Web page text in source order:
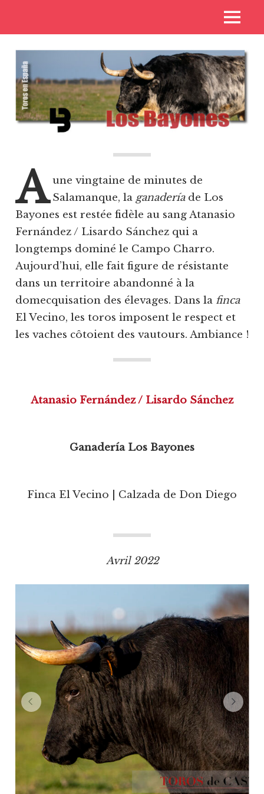
Toros
de
Casta
aux
des
toros
MENU
A une vingtaine de minutes de
Salamanque, la ganadería de Los
Bayones est restée fidèle au sang Atanasio
Fernández / Lisardo Sánchez qui a
longtemps dominé le Campo Charro.
Aujourd’hui, elle fait figure de résistante
dans un territoire abandonné à la
domecquisation des élevages. Dans la finca
El Vecino, les toros imposent le respect et
les vaches côtoient des vautours. Ambiance !
Atanasio Fernández / Lisardo Sánchez
Ganadería Los Bayones
Finca El Vecino | Calzada de Don Diego
Avril 2022